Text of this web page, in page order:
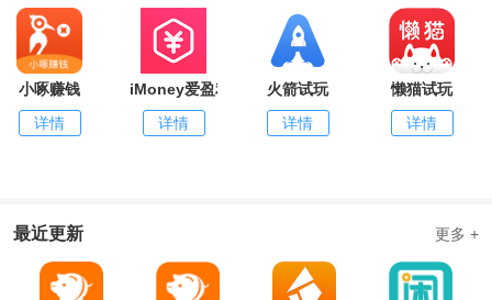
小啄赚钱
详情
iMoney爱盈利
详情
火箭试玩
详情
懒猫试玩
详情
最近更新 更多 +